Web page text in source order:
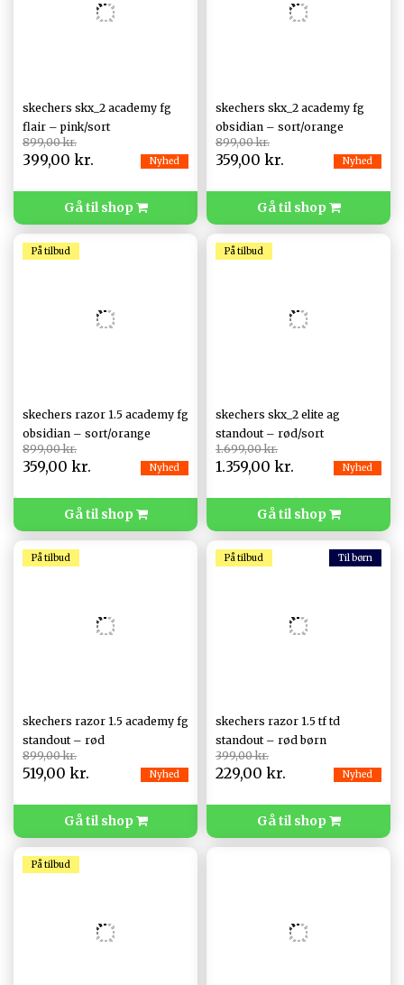
skechers skx_2 academy fg
flair – pink/sort
899,00 kr.
399,00 kr. Nyhed
Gå til shop
skechers skx_2 academy fg
obsidian – sort/orange
899,00 kr.
359,00 kr. Nyhed
Gå til shop
På tilbud
skechers razor 1.5 academy fg
obsidian – sort/orange
899,00 kr.
359,00 kr. Nyhed
Gå til shop
På tilbud
skechers skx_2 elite ag
standout – rød/sort
1.699,00 kr.
1.359,00 kr. Nyhed
Gå til shop
På tilbud
skechers razor 1.5 academy fg
standout – rød
899,00 kr.
519,00 kr. Nyhed
Gå til shop
På tilbud
skechers razor 1.5 tf td
standout – rød børn
399,00 kr.
229,00 kr. Nyhed
Gå til shop
På tilbud